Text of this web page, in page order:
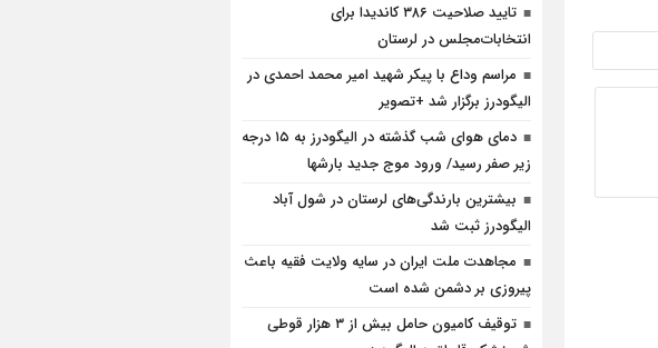
تایید صلاحیت ۳۸۶ کاندیدا برای
انتخابات‌مجلس در لرستان
مراسم وداع با پیکر شهید امیر محمد احمدی در
الیگودرز برگزار شد +تصویر
دمای هوای شب گذشته در الیگودرز به ۱۵ درجه
زیر صفر رسید/ ورود موج جدید بارشها
بیشترین بارندگی‌های لرستان در شول آباد
الیگودرز ثبت شد
مجاهدت ملت ایران در سایه ولایت فقیه باعث
پیروزی بر دشمن شده است
توقیف کامیون حامل بیش از ۳ هزار قوطی